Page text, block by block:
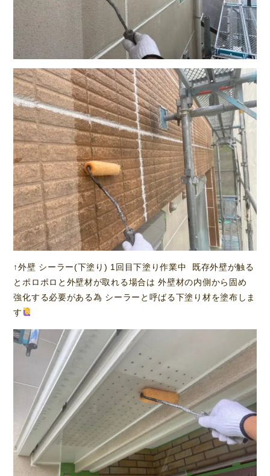
↑外壁 シーラー(下塗り) 1回目下塗り作業中 既存外壁が触る
とポロポロと外壁材が取れる場合は 外壁材の内側から固め
強化する必要がある為 シーラーと呼ばる下塗り材を塗布しま
す